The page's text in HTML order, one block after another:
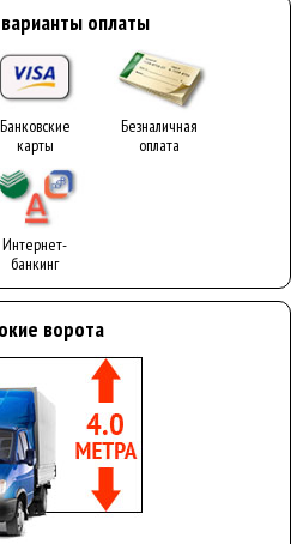
оплаты
Банковские
карты
Безналичная
оплата
Интернет-
банкинг
ворота